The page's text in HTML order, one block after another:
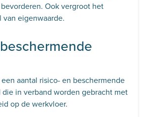
Ook vergroot het
eigenwaarde.
aantal risico- en beschermende
in verband worden gebracht met
op de werkvloer.